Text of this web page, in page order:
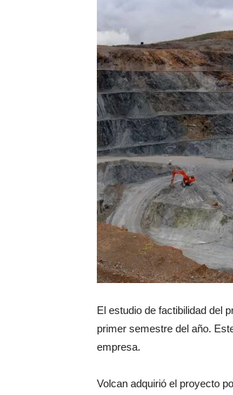
El estudio de factibilidad del
primer semestre del año.
empresa.
Volcan adquirió el proyecto